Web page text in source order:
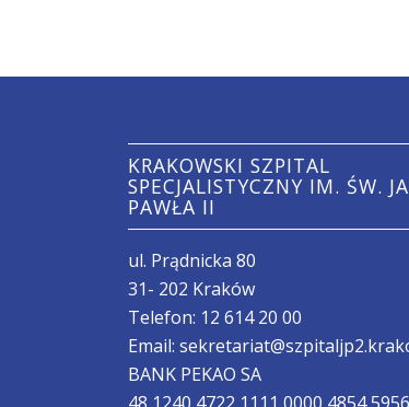
KRAKOWSKI SZPITAL
SPECJALISTYCZNY IM. ŚW.
PAWŁA II
ul. Prądnicka 80
31- 202 Kraków
Telefon: 12 614 20 00
Email:
BANK PEKAO SA